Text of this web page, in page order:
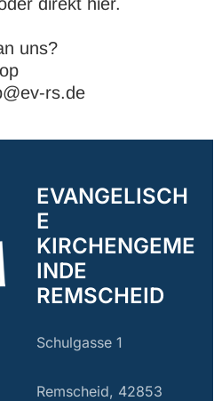
uns?
rs.de
EVANGELISCH
E
KIRCHENGEME
INDE
REMSCHEID
Schulgasse 1
Remscheid, 42853